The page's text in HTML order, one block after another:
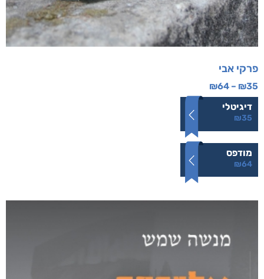
פרקי אבי
₪35
–
₪64
דיגיטלי
₪35
מודפס
₪64